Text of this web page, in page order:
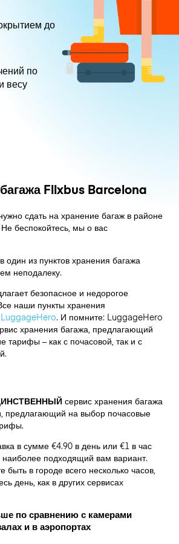
до
по
весу
Flixbus Barcelona
сдать на хранение багаж в районе
беспокойтесь, мы о вас
один из пунктов хранения багажа
неподалеку.
безопасное и недорогое
наши пункты хранения
. И помните: LuggageHero
хранения багажа, предлагающий
тарифы – как с почасовой, так и с
сервис хранения багажа
предлагающий на выбор почасовые
в сумме €4.90 в день или €1 в час
наиболее подходящий вам вариант.
быть в городе всего несколько часов,
день, как в других сервисах
по сравнению с камерами
и в аэропортах